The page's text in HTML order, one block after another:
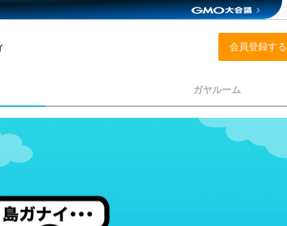
会員登録する
ガヤルーム